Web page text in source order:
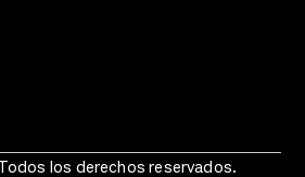
los derechos reservados.